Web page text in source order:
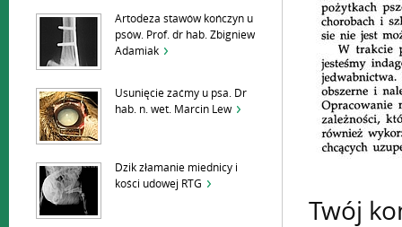
Artodeza stawów kończyn u
psów. Prof. dr hab. Zbigniew
Adamiak
Usunięcie zaćmy u psa. Dr
hab. n. wet. Marcin Lew
Dzik złamanie miednicy i
kości udowej RTG
Twój